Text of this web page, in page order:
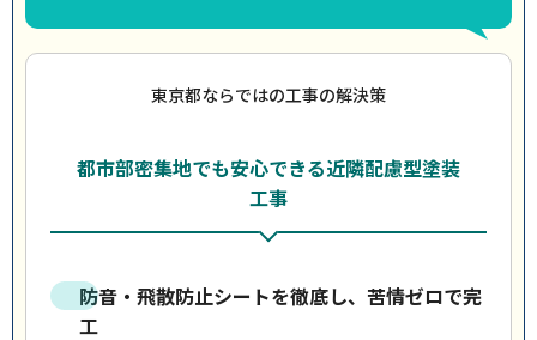
東京都ならではの工事の解決策
都市部密集地でも安心できる近隣配慮型塗装
工事
防音・飛散防止シートを徹底し、苦情ゼロで完
工